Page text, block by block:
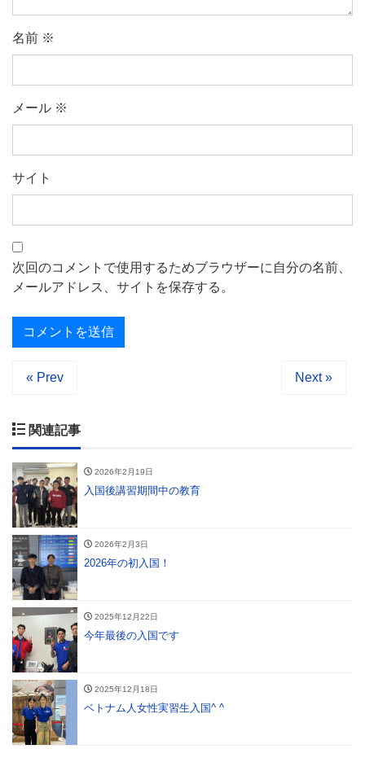
名前 ※
メール ※
サイト
次回のコメントで使用するためブラウザーに自分の名前、
メールアドレス、サイトを保存する。
« Prev Next »
関連記事
2026年2月19日
入国後講習期間中の教育
2026年2月3日
2026年の初入国！
2025年12月22日
今年最後の入国です
2025年12月18日
ベトナム人女性実習生入国^ ^